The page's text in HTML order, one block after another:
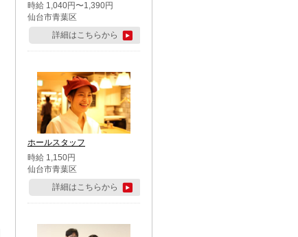
時給 1,040円〜1,390円
仙台市青葉区
詳細はこちらから
ホールスタッフ
時給 1,150円
仙台市青葉区
詳細はこちらから